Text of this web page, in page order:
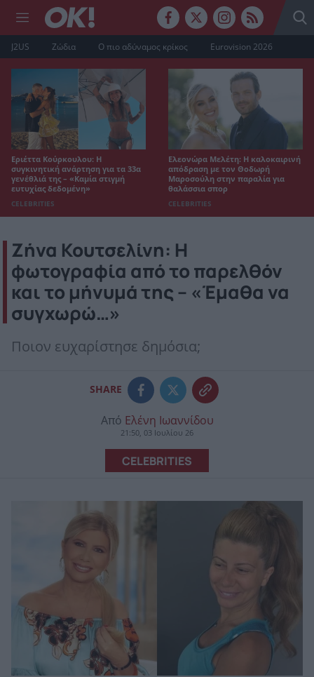
J2US Ζώδια Ο πιο αδύναμος κρίκος Eurovision 2026
Εριέττα Κούρκουλου: Η
συγκινητική ανάρτηση για τα 33α
γενέθλιά της – «Καμία στιγμή
ευτυχίας δεδομένη»
CELEBRITIES
Ελεονώρα Μελέτη: Η καλοκαιρινή
απόδραση με τον Θοδωρή
Μαροσούλη στην παραλία για
θαλάσσια σπορ
CELEBRITIES
Ζήνα Κουτσελίνη: Η
φωτογραφία από το παρελθόν
και το μήνυμά της – «Έμαθα να
συγχωρώ…»
Ποιον ευχαρίστησε δημόσια;
SHARE
Από Ελένη Ιωαννίδου
21:50, 03 Ιουλίου 26
CELEBRITIES